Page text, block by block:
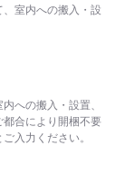
室内への搬入・設
への搬入・設置、
合により開梱不要
入力ください。